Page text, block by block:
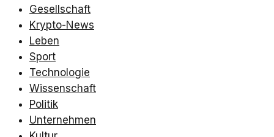
Gesellschaft
Krypto-News
Leben
Sport
Technologie
Wissenschaft
Politik
Unternehmen